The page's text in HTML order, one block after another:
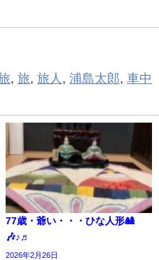
, 旅, 旅人 , 浦島太郎, 車中
77歳・爺い・・・ひな人形🎎
🎶♪♬
2026年2月26日